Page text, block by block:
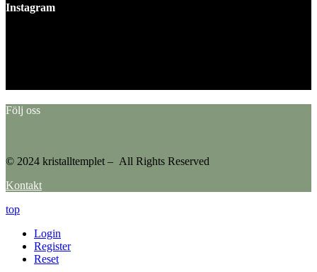
Instagram
Följ oss
© 2024 kristalltemplet – All Rights Reserved
Kontakt
top
Login
Register
Reset